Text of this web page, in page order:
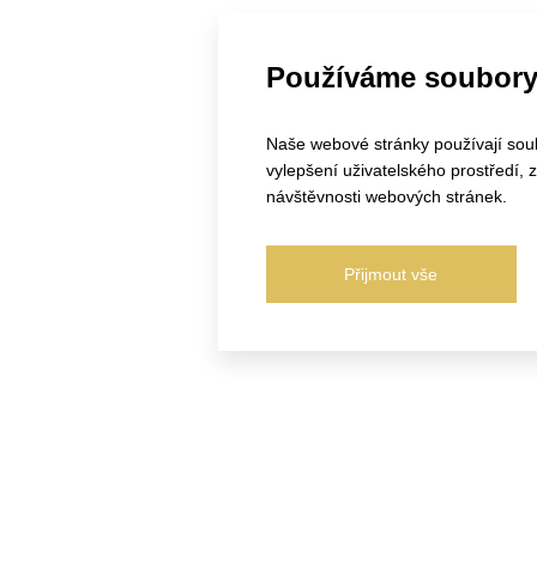
Používáme
Naše webové stránky používají
vylepšení uživatelského prostředí,
návštěvnosti webových stránek.
Přijmout vše